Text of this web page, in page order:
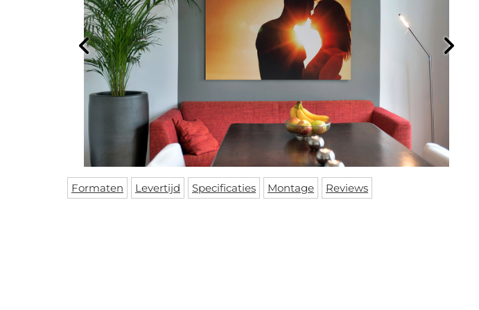
Formaten Levertijd Specificaties Montage Reviews